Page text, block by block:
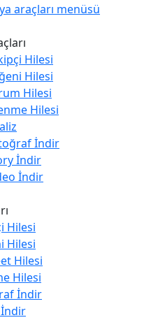
Hilesi
Hilesi
Hilesi
Hilesi
İndir
İndir
İndir
Hilesi
Hilesi
Hilesi
Hilesi
İndir